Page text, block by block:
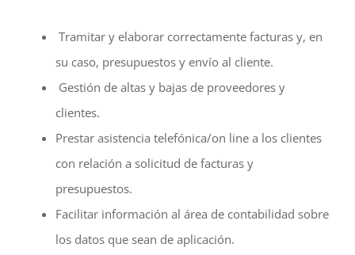
Tramitar y elaborar correctamente facturas y, en
su caso, presupuestos y envío al cliente.
Gestión de altas y bajas de proveedores y
clientes.
Prestar asistencia telefónica/on line a los clientes
con relación a solicitud de facturas y
presupuestos.
Facilitar información al área de contabilidad sobre
los datos que sean de aplicación.